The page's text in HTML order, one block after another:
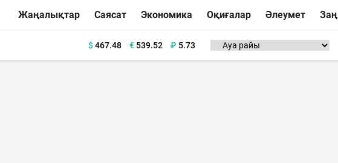
Жаңалықтар Саясат Экономика Оқиғалар Әлеумет Заң
$467.48 €539.52 ₽ 5.73